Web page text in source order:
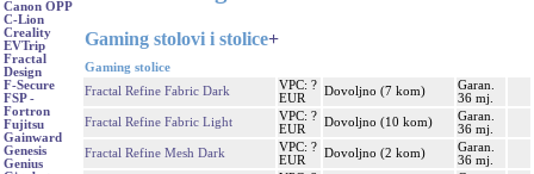
Canon OPP
C-Lion
Creality
EVTrip
Fractal
Design
F-Secure
FSP -
Fortron
Fujitsu
Gainward
Genesis
Genius
Gaming stolovi i stolice+
Gaming stolice
Fractal Refine Fabric Dark
VPC: ?
EUR
Dovoljno (7 kom)
Garan.
36 mj.
Fractal Refine Fabric Light
VPC: ?
EUR
Dovoljno (10 kom)
Garan.
36 mj.
Fractal Refine Mesh Dark
VPC: ?
EUR
Dovoljno (2 kom)
Garan.
36 mj.